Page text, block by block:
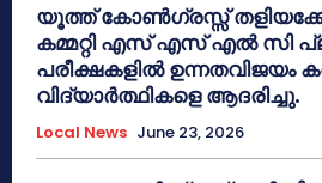
യൂത്ത് കോൺഗ്രസ്സ്
കമ്മറ്റി എസ് എസ് എൽ സി
പരീക്ഷകളിൽ ഉന്നതവിജയം
വിദ്യാർത്ഥികളെ ആദരിച്ചു.
Local News June 23, 2026